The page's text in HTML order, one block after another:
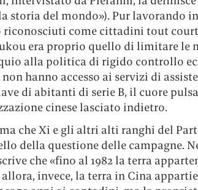
storia del mondo»). Pur lavorando
riconosciuti come cittadini tout
era proprio quello di limitare le
alla politica di rigido controllo
hanno accesso ai servizi di
di abitanti di serie B, il cuore
cinese lasciato indietro.
che Xi e gli altri alti ranghi del
della questione delle campagne.
che «fino al 1982 la terra
invece, la terra in Cina